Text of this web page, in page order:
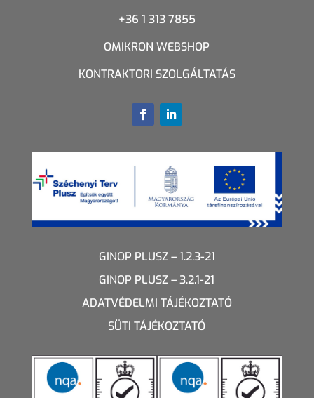
+36 1 313 7855
OMIKRON WEBSHOP
KONTRAKTORI SZOLGÁLTATÁS
GINOP PLUSZ – 1.2.3-21
GINOP PLUSZ – 3.2.1-21
ADATVÉDELMI TÁJÉKOZTATÓ
SÜTI TÁJÉKOZTATÓ